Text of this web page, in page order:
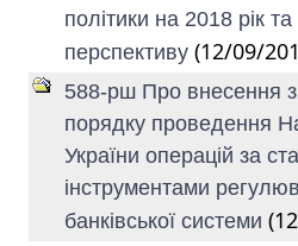
політики на 2018 рік
перспективу (12/09/
588-рш Про внесення
порядку проведення
України операцій за
інструментами
банківської системи